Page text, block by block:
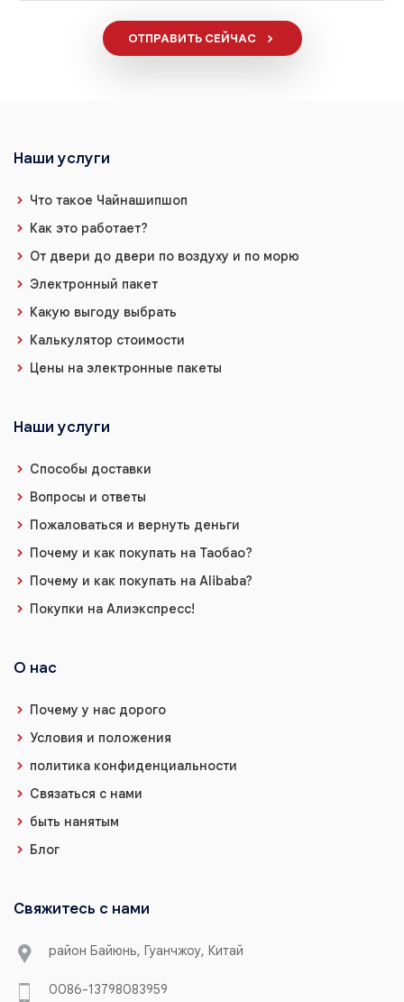
ОТПРАВИТЬ СЕЙЧАС
Наши услуги
Что такое Чайнашипшоп
Как это работает?
От двери до двери по воздуху и по морю
Электронный пакет
Какую выгоду выбрать
Калькулятор стоимости
Цены на электронные пакеты
Наши услуги
Способы доставки
Вопросы и ответы
Пожаловаться и вернуть деньги
Почему и как покупать на Таобао?
Почему и как покупать на Alibaba?
Покупки на Алиэкспресс!
О нас
Почему у нас дорого
Условия и положения
политика конфиденциальности
Связаться с нами
быть нанятым
Блог
Свяжитесь с нами
район Байюнь, Гуанчжоу, Китай
0086-13798083959